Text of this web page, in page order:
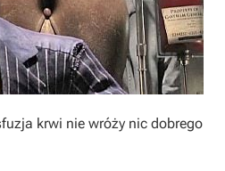
krwi nie wróży nic dobrego